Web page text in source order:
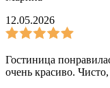
12.05.2026
Гостиница
очень красиво.